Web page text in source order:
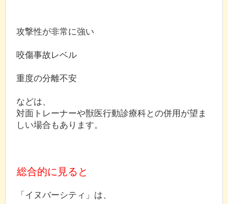
攻撃性が非常に強い
咬傷事故レベル
重度の分離不安
などは、
対面トレーナーや獣医行動診療科との併用が望ま
しい場合もあります。
総合的に見ると
「イヌバーシティ」は、